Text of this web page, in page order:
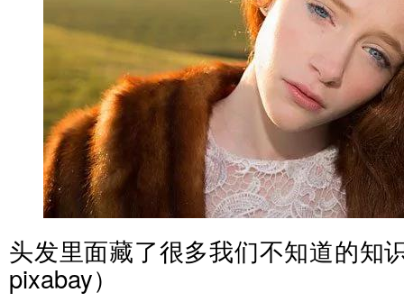
头发里面藏了很多我们不知道的知
pixabay）